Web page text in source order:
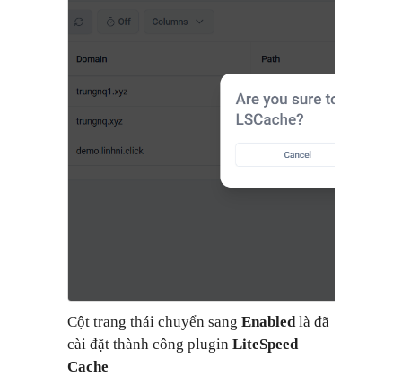
Cột trang thái chuyển sang Enabled là đã
cài đặt thành công plugin LiteSpeed
Cache